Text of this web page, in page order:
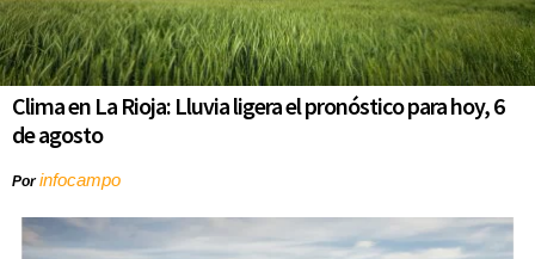
Clima en La Rioja: Lluvia ligera el pronóstico para hoy, 6
de agosto
Porinfocampo